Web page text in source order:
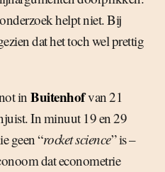
helpt niet. Bij
dat het toch wel prettig
in Buitenhofvan 21
In minuut 19 en 29
geen “rocket science” is –
dat econometrie